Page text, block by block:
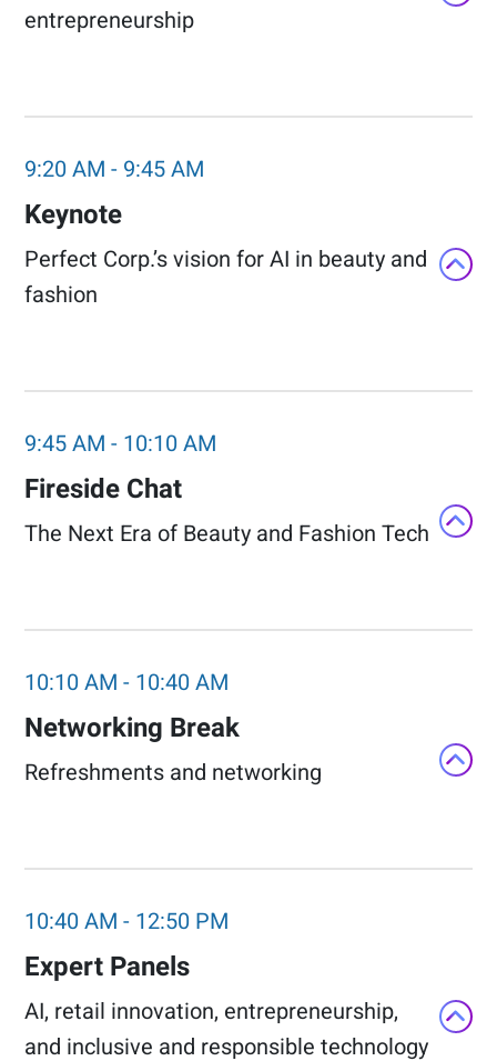
entrepreneurship​
9:20 AM - 9:45 AM
Keynote
Perfect Corp.’s vision for AI in beauty and
fashion​
9:45 AM - 10:10 AM
Fireside Chat​
The Next Era of Beauty and Fashion Tech​
10:10 AM - 10:40 AM
Networking Break​
Refreshments and networking​
10:40 AM - 12:50 PM
Expert Panels​
AI, retail innovation, entrepreneurship,
and inclusive and responsible technology​